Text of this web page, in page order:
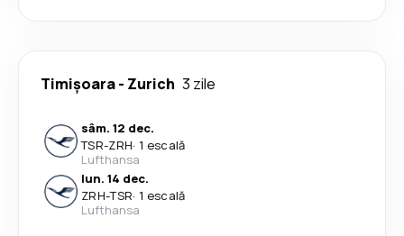
Timișoara- Zurich 3 zile
sâm. 12 dec.
TSR-ZRH· 1 escală
Lufthansa
lun. 14 dec.
ZRH-TSR· 1 escală
Lufthansa